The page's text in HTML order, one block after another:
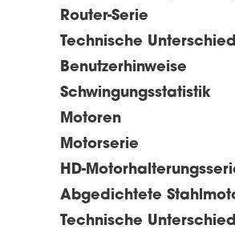
Router-Serie
Technische
Benutzerhinweise
Schwingungsstatistik
Motoren
Motorserie
HD-
Abgedichtete
Technische